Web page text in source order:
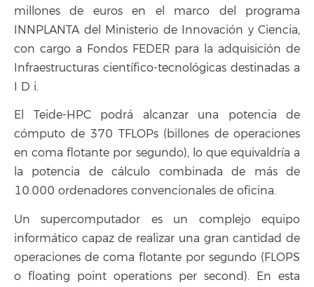
millones de euros en el marco del programa
INNPLANTA del Ministerio de Innovación y Ciencia,
con cargo a Fondos FEDER para la adquisición de
Infraestructuras científico-tecnológicas destinadas a
I D i.
El Teide-HPC podrá alcanzar una potencia de
cómputo de 370 TFLOPs (billones de operaciones
en coma flotante por segundo), lo que equivaldría a
la potencia de cálculo combinada de más de
10.000 ordenadores convencionales de oficina.
Un supercomputador es un complejo equipo
informático capaz de realizar una gran cantidad de
operaciones de coma flotante por segundo (FLOPS
o floating point operations per second). En esta